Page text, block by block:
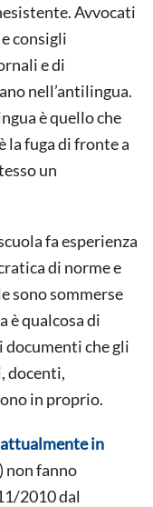
Avvocati
consigli
e di
nell’antilingua.
è quello che
la fuga di fronte a
un
fa esperienza
di norme e
sono sommerse
è qualcosa di
che gli
docenti,
in proprio.
in
non fanno
2010 dal